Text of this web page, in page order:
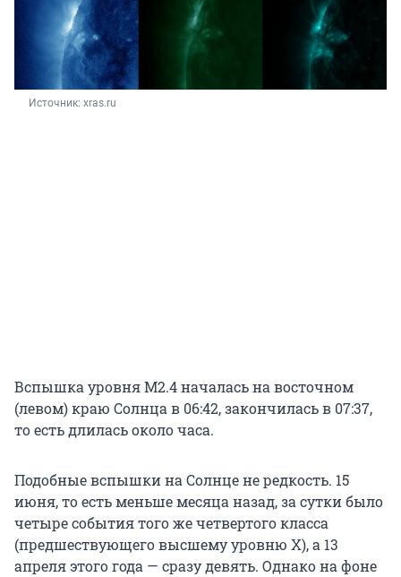
Источник: xras.ru
Вспышка уровня M2.4 началась на восточном
(левом) краю Солнца в 06:42, закончилась в 07:37,
то есть длилась около часа.
Подобные вспышки на Солнце не редкость. 15
июня, то есть меньше месяца назад, за сутки было
четыре события того же четвертого класса
(предшествующего высшему уровню X), а 13
апреля этого года — сразу девять. Однако на фоне